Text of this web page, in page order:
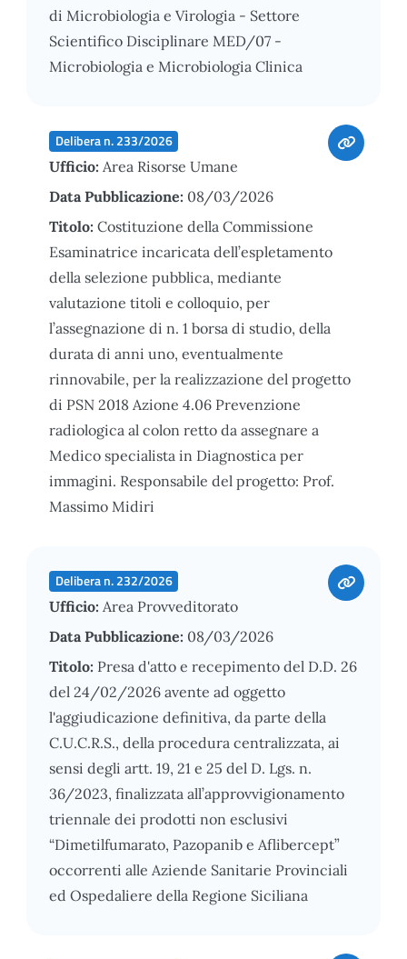
di Microbiologia e Virologia - Settore
Scientifico Disciplinare MED/07 -
Microbiologia e Microbiologia Clinica
Delibera n. 233/2026
Ufficio: Area Risorse Umane
Data Pubblicazione: 08/03/2026
Titolo: Costituzione della Commissione
Esaminatrice incaricata dell’espletamento
della selezione pubblica, mediante
valutazione titoli e colloquio, per
l’assegnazione di n. 1 borsa di studio, della
durata di anni uno, eventualmente
rinnovabile, per la realizzazione del progetto
di PSN 2018 Azione 4.06 Prevenzione
radiologica al colon retto da assegnare a
Medico specialista in Diagnostica per
immagini. Responsabile del progetto: Prof.
Massimo Midiri
Delibera n. 232/2026
Ufficio: Area Provveditorato
Data Pubblicazione: 08/03/2026
Titolo: Presa d'atto e recepimento del D.D. 26
del 24/02/2026 avente ad oggetto
l'aggiudicazione definitiva, da parte della
C.U.C.R.S., della procedura centralizzata, ai
sensi degli artt. 19, 21 e 25 del D. Lgs. n.
36/2023, finalizzata all’approvvigionamento
triennale dei prodotti non esclusivi
“Dimetilfumarato, Pazopanib e Aflibercept”
occorrenti alle Aziende Sanitarie Provinciali
ed Ospedaliere della Regione Siciliana